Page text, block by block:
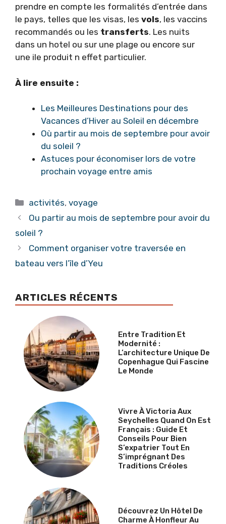
prendre en compte les formalités d’entrée dans
le pays, telles que les visas, les vols, les vaccins
recommandés ou les transferts. Les nuits
dans un hotel ou sur une plage ou encore sur
une ile produit n effet particulier.
À lire ensuite :
Les Meilleures Destinations pour des
Vacances d’Hiver au Soleil en décembre
Où partir au mois de septembre pour avoir
du soleil ?
Astuces pour économiser lors de votre
prochain voyage entre amis
Catégories
activités,voyage
Ou partir au mois de septembre pour avoir du
soleil ?
Comment organiser votre traversée en
bateau vers l’île d’Yeu
ARTICLES RÉCENTS
Entre Tradition Et
Modernité :
L’architecture Unique De
Copenhague Qui Fascine
Le Monde
Vivre À Victoria Aux
Seychelles Quand On Est
Français : Guide Et
Conseils Pour Bien
S’expatrier Tout En
S’imprégnant Des
Traditions Créoles
Découvrez Un Hôtel De
Charme À Honfleur Au